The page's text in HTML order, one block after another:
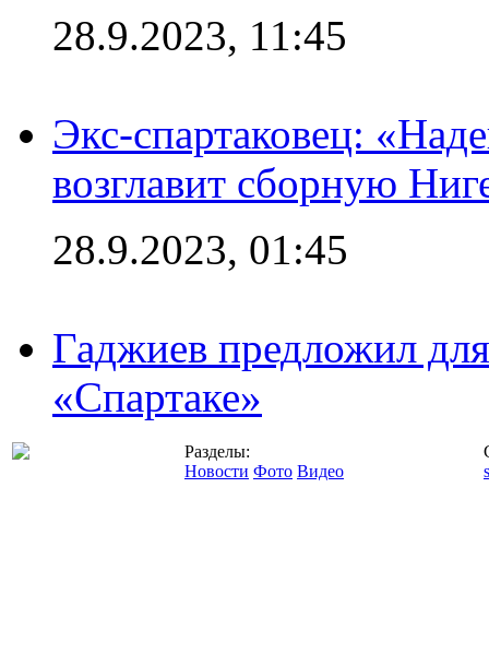
28.9.2023, 11:45
Экс-спартаковец:
возглавит сборную
28.9.2023, 01:45
Гаджиев предложил
«Спартаке»
Разделы:
Новости Фото Видео